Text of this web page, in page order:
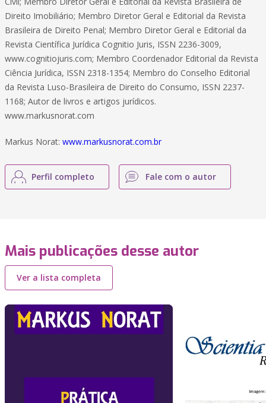
Direito Imobiliário; Membro Diretor Geral e Editorial da Revista
Brasileira de Direito Penal; Membro Diretor Geral e Editorial da
Revista Científica Jurídica Cognitio Juris, ISSN 2236-3009,
www.cognitiojuris.com; Membro Coordenador Editorial da Revista
Ciência Jurídica, ISSN 2318-1354; Membro do Conselho Editorial
da Revista Luso-Brasileira de Direito do Consumo, ISSN 2237-
1168; Autor de livros e artigos jurídicos.
www.markusnorat.com
Markus Norat: www.markusnorat.com.br
Perfil completo Fale com o autor
Mais publicações desse autor
Ver a lista completa